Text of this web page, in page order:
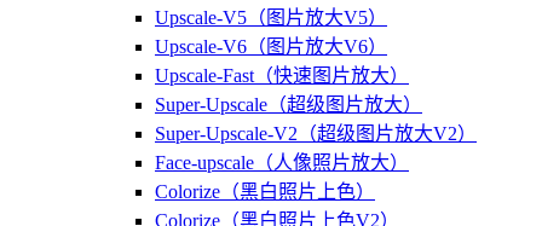
Upscale-V5（图片放大V5）
Upscale-V6（图片放大V6）
Upscale-Fast（快速图片放大）
Super-Upscale（超级图片放大）
Super-Upscale-V2（超级图片放大V2）
Face-upscale（人像照片放大）
Colorize（黑白照片上色）
Colorize（黑白照片上色V2）